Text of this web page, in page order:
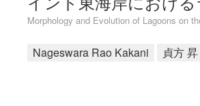
Morphology and Evolution of Lagoons on
Nageswara Rao Kakani 貞方 昇